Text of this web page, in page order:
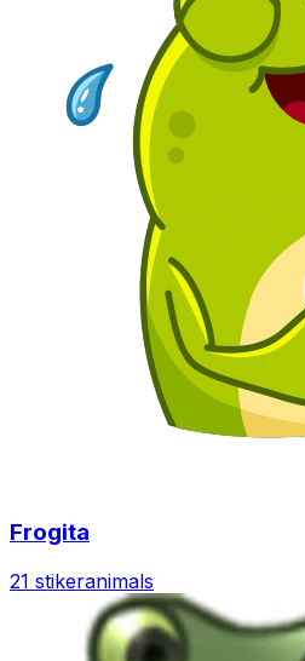
Frogita
21 stikeranimals